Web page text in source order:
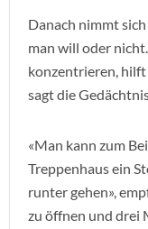
Danach nimmt
man will oder
konzentrieren,
sagt die
«Man kann zum
Treppenhaus ein
runter gehen»,
zu öffnen und drei